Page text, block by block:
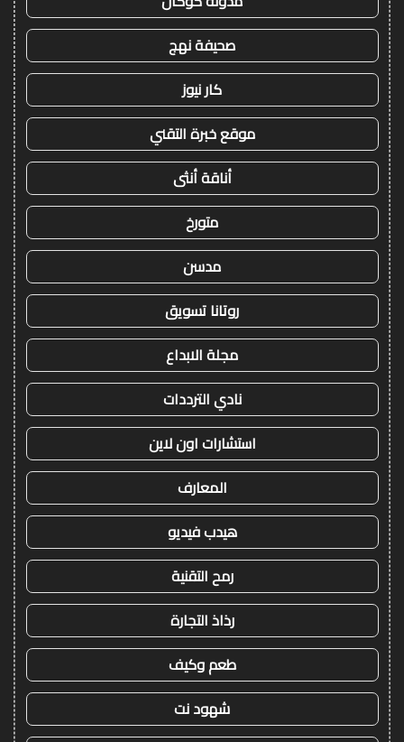
صحيفة نهج
كار نيوز
موقع خبرة التقني
أناقة أنثى
متورخ
مدسن
روتانا تسويق
مجلة الابداع
نادي الترددات
استشارات اون لاين
المعارف
هيدب فيديو
رمح التقنية
رذاذ التجارة
طعم وكيف
شهود نت